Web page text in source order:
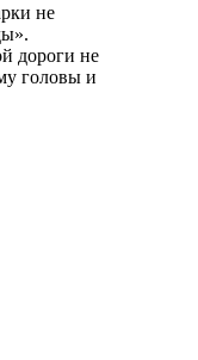
не
дороги не
головы и